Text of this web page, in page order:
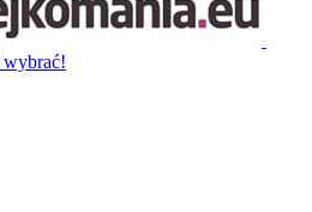
wybrać!